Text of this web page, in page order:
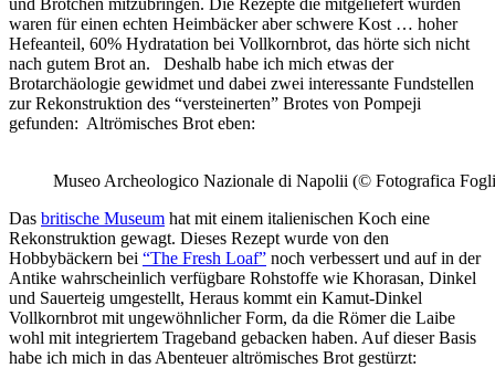
und Brötchen mitzubringen. Die Rezepte die mitgeliefert wurden
waren für einen echten Heimbäcker aber schwere Kost … hoher
Hefeanteil, 60% Hydratation bei Vollkornbrot, das hörte sich nicht
nach gutem Brot an. Deshalb habe ich mich etwas der
Brotarchäologie gewidmet und dabei zwei interessante Fundstellen
zur Rekonstruktion des “versteinerten” Brotes von Pompeji
gefunden: Altrömisches Brot eben:
Museo Archeologico Nazionale di Napolii (© Fotografica
Das britische Museum hat mit einem italienischen Koch eine
Rekonstruktion gewagt. Dieses Rezept wurde von den
Hobbybäckern bei “The Fresh Loaf” noch verbessert und auf in der
Antike wahrscheinlich verfügbare Rohstoffe wie Khorasan, Dinkel
und Sauerteig umgestellt, Heraus kommt ein Kamut-Dinkel
Vollkornbrot mit ungewöhnlicher Form, da die Römer die Laibe
wohl mit integriertem Trageband gebacken haben. Auf dieser Basis
habe ich mich in das Abenteuer altrömisches Brot gestürzt: